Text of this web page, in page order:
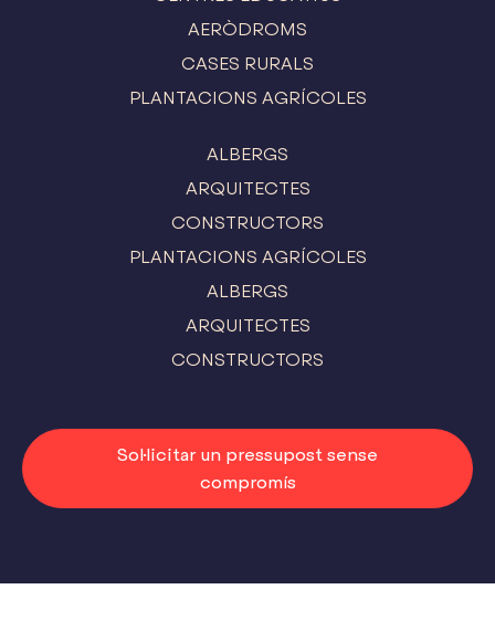
AERÒDROMS
CASES RURALS
PLANTACIONS AGRÍCOLES
ALBERGS
ARQUITECTES
CONSTRUCTORS
PLANTACIONS AGRÍCOLES
ALBERGS
ARQUITECTES
CONSTRUCTORS
Sol·licitar un pressupost sense
compromís